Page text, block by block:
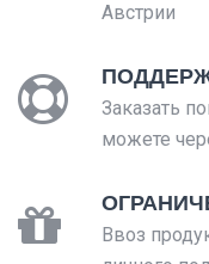
Австрии
Заказать
можете
Ввоз